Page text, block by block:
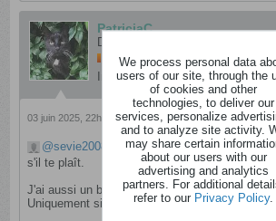
PatriciaC
Dingue
Inscription: novembre 2020
03 juin 2025, 22h13
sevie2008
, C'est pour toi, envoie-moi ton
s'il te plaît.
J'ai aussi un bon de réduction de 15 € chez
Uniquement si tu es sûre de l'utiliser STP.
We process personal data
users of our site, through the
of cookies and other
technologies, to deliver our
services, personalize
and to analyze site activity.
may share certain
about our users with our
advertising and analytics
partners. For additional
refer to our Privacy Policy.